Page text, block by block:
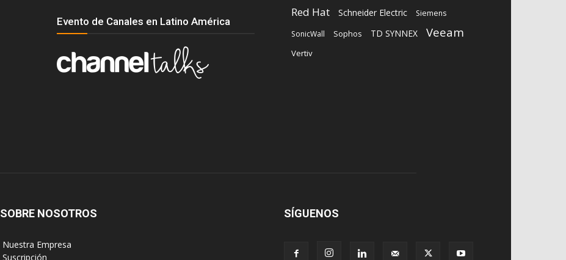
Evento de Canales en Latino América
Red Hat Schneider Electric
Siemens
SonicWall
Sophos TD SYNNEX Veeam
Vertiv
SOBRE NOSOTROS
‎ Nuestra Empresa
‎ Suscripción
SÍGUENOS